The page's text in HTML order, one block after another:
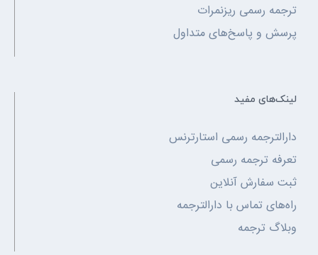
ترجمه رسمی ریزنمرات
پرسش و پاسخ‌های متداول
لینک‌های مفید
دارالترجمه رسمی استارترنس
تعرفه ترجمه رسمی
ثبت سفارش آنلاین
راه‌های تماس با دارالترجمه
وبلاگ ترجمه